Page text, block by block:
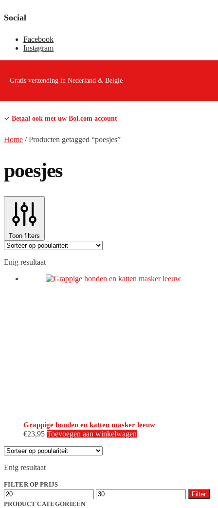
Social
Facebook
Instagram
Gratis verzending in Nederland & Belgie
✓ Betaal ook met uw Bol.com account
Home /Producten getagged “poesjes”
poesjes
Toon filters
Enig resultaat
Grappige honden en katten masker leeuw
€23,95 Toevoegen aan winkelwagen
Enig resultaat
FILTER OP PRIJS
Min.
prijs
Max.
prijs
Filter
PRODUCT CATEGORIEËN